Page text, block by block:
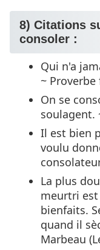
8) Citations
consoler :
Qui n'a
~ Proverbe
On se
soulagent.
Il est bien
voulu
La plus
meurtri
bienfaits.
quand il
Marbeau